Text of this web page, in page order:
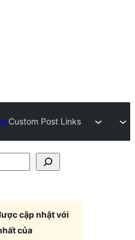
Custom Post Links
cập nhật với
của